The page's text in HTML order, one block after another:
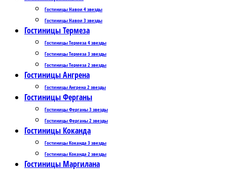
Гостиницы Навои 4 звезды
Гостиницы Навои 3 звезды
Гостиницы Термеза
Гостиницы Термеза 4 звезды
Гостиницы Термеза 3 звезды
Гостиницы Термеза 2 звезды
Гостиницы Ангрена
Гостиницы Ангрена 2 звезды
Гостиницы Ферганы
Гостиницы Ферганы 3 звезды
Гостиницы Ферганы 2 звезды
Гостиницы Коканда
Гостиницы Коканда 3 звезды
Гостиницы Коканда 2 звезды
Гостиницы Маргилана